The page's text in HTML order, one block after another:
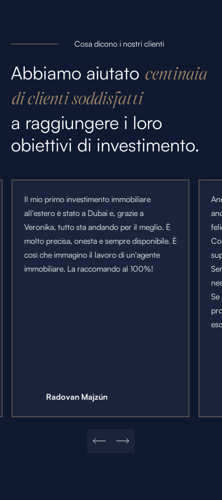
Cosa dicono i nostri clienti
Abbiamo aiutato centinaia
di clienti soddisfatti
a raggiungere i loro
obiettivi di investimento.
Il mio primo investimento immobiliare
all'estero è stato a Dubai e, grazie a
Veronika, tutto sta andando per il meglio. È
molto precisa, onesta e sempre disponibile. È
così che immagino il lavoro di un'agente
immobiliare. La raccomando al 100%!
Radovan Majzún